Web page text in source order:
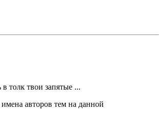
толк твои запятые ...
авторов тем на данной